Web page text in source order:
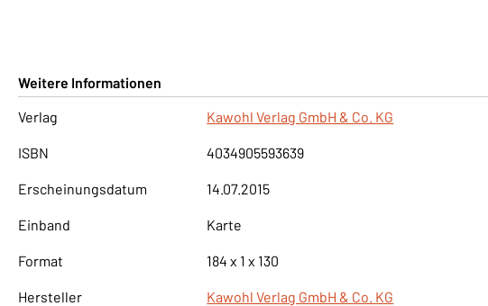
Weitere Informationen
Verlag
Kawohl Verlag GmbH & Co. KG
ISBN 4034905593639
Erscheinungsdatum 14.07.2015
Einband Karte
Format 184 x 1 x 130
Hersteller
Kawohl Verlag GmbH & Co. KG